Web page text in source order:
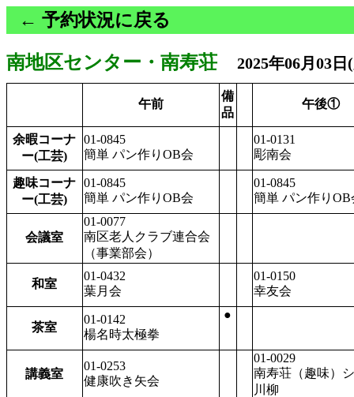
← 予約状況に戻る
南地区センター・南寿荘 2025年06月03日
午前
備
品
午後①
余暇コーナ
ー(工芸)
01-0845
簡単 パン作りOB会
01-0131
彫南会
趣味コーナ
ー(工芸)
01-0845
簡単 パン作りOB会
01-0845
簡単 パン作りOB
会議室
01-0077
南区老人クラブ連合会
（事業部会）
和室
01-0432
葉月会
01-0150
幸友会
茶室
01-0142
楊名時太極拳
●
講義室
01-0253
健康吹き矢会
01-0029
南寿荘（趣味）
川柳